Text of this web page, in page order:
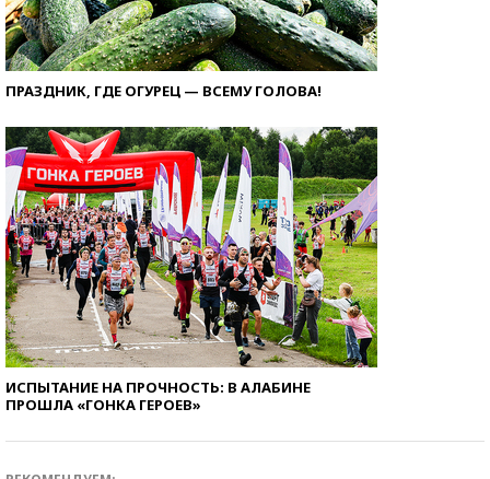
ПРАЗДНИК, ГДЕ ОГУРЕЦ — ВСЕМУ ГОЛОВА!
ИСПЫТАНИЕ НА ПРОЧНОСТЬ: В АЛАБИНЕ
ПРОШЛА «ГОНКА ГЕРОЕВ»